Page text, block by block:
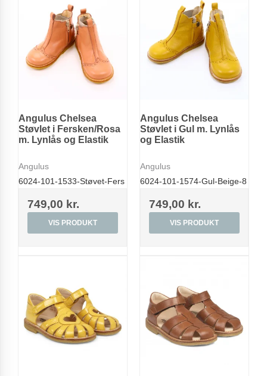
Angulus Chelsea
Støvlet i Fersken/Rosa
m. Lynlås og Elastik
Angulus
6024-101-1533-Støvet-Fers
749,00 kr.
VIS PRODUKT
Angulus Chelsea
Støvlet i Gul m. Lynlås
og Elastik
Angulus
6024-101-1574-Gul-Beige-8
749,00 kr.
VIS PRODUKT